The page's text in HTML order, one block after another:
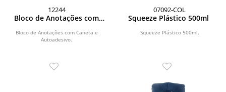
12244
Bloco de Anotações com
Bloco de Anotações com Caneta e
Autoadesivo.
07092-COL
Squeeze Plástico 500ml
Squeeze Plástico 500ml.